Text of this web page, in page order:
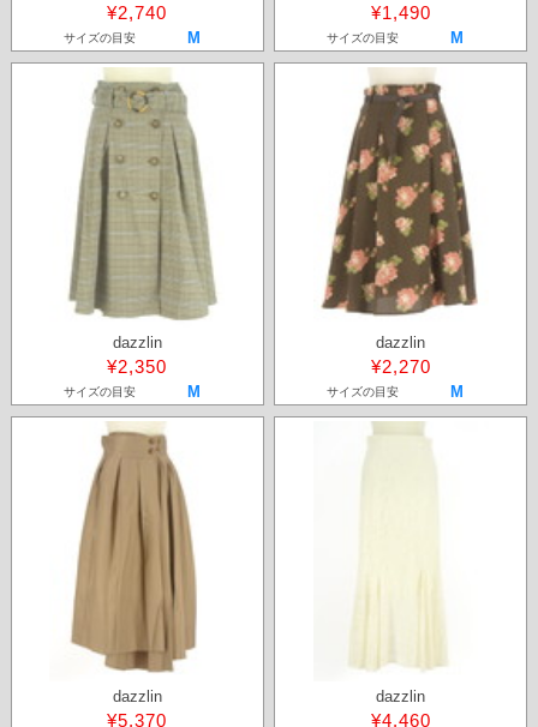
¥2,740
サイズの目安 M
¥1,490
サイズの目安 M
dazzlin
¥2,350
サイズの目安 M
dazzlin
¥2,270
サイズの目安 M
dazzlin
¥5,370
dazzlin
¥4,460